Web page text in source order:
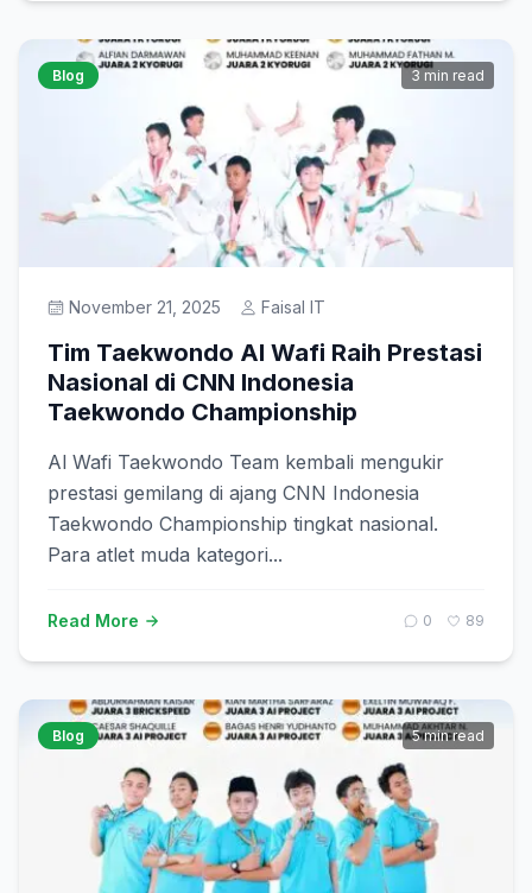
Blog 3 min read
November 21, 2025 Faisal IT
Tim Taekwondo Al Wafi Raih Prestasi
Nasional di CNN Indonesia
Taekwondo Championship
Al Wafi Taekwondo Team kembali mengukir
prestasi gemilang di ajang CNN Indonesia
Taekwondo Championship tingkat nasional.
Para atlet muda kategori...
Read More 0 89
Blog 5 min read